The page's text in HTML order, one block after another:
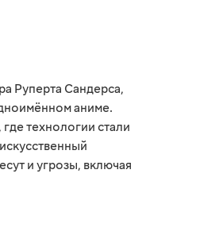
Руперта Сандерса,
аниме.
технологии стали
и угрозы, включая